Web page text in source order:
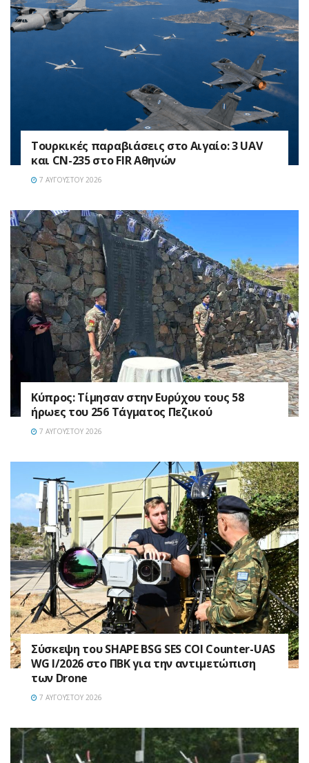
Τουρκικές παραβιάσεις στο Αιγαίο: 3 UAV
και CN-235 στο FIR Αθηνών
7 ΑΥΓΟΎΣΤΟΥ 2026
Κύπρος: Τίμησαν στην Ευρύχου τους 58
ήρωες του 256 Τάγματος Πεζικού
7 ΑΥΓΟΎΣΤΟΥ 2026
Σύσκεψη του SHAPE BSG SES COI Counter-UAS
WG I/2026 στο ΠΒΚ για την αντιμετώπιση
των Drone
7 ΑΥΓΟΎΣΤΟΥ 2026